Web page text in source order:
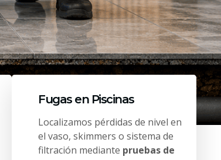
Fugas en Piscinas
Localizamos pérdidas de nivel en
el vaso, skimmers o sistema de
filtración mediante pruebas de